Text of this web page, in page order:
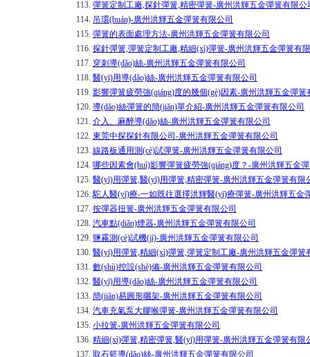
113. 彈簧定制工廠,探針彈簧,精密彈簧-廣州洪輝五金彈簧有限公
114. 吊環(huán)-廣州洪輝五金彈簧有限公司
115. 彈簧的表面處理方法-廣州洪輝五金彈簧有限公司
116. 探針彈簧,彈簧定制工廠,精細(xì)彈簧-廣州洪輝五金彈簧有
117. 穿刺導(dǎo)絲-廣州洪輝五金彈簧有限公司
118. 醫(yī)用導(dǎo)絲-廣州洪輝五金彈簧有限公司
119. 影響彈簧疲勞強(qiáng)度的幾個(gè)因素-廣州洪輝五金彈簧
120. 導(dǎo)絲彈簧的簡(jiǎn)單介紹-廣州洪輝五金彈簧有限公司
121. 介入、麻醉導(dǎo)絲-廣州洪輝五金彈簧有限公司
122. 東莞中探探針有限公司-廣州洪輝五金彈簧有限公司
123. 線路板通用測(cè)試彈簧-廣州洪輝五金彈簧有限公司
124. 哪些因素會(huì)影響彈簧疲勞強(qiáng)度？-廣州洪輝五金
125. 醫(yī)用彈簧,醫(yī)用彈簧,精密彈簧-廣州洪輝五金彈簧有限
126.駝人醫(yī)療-一如既往選擇洪輝醫(yī)療彈簧-廣州洪輝五金
127. 按彈器扭簧-廣州洪輝五金彈簧有限公司
128. 汽車點(diǎn)煙器-廣州洪輝五金彈簧有限公司
129. 鹽霧測(cè)試機(jī)-廣州洪輝五金彈簧有限公司
130. 醫(yī)用彈簧,精細(xì)彈簧,彈簧定制工廠-廣州洪輝五金彈簧
131. 數(shù)控設(shè)備-廣州洪輝五金彈簧有限公司
132. 醫(yī)用導(dǎo)絲-廣州洪輝五金彈簧有限公司
133. 簡(jiǎn)易圓形曬架-廣州洪輝五金彈簧有限公司
134. 汽車充氣泵大膠喉彈簧-廣州洪輝五金彈簧有限公司
135. 小拉簧-廣州洪輝五金彈簧有限公司
136. 精細(xì)彈簧,精密彈簧,醫(yī)用彈簧-廣州洪輝五金彈簧有限
137. 取石籃導(dǎo)絲-廣州洪輝五金彈簧有限公司